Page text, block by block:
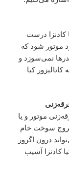
درست
موتور شود که
نمی‌سوزد و
کیا
موتور و یا
سوخت خام
درون اگزوز
کادنزا آسیب